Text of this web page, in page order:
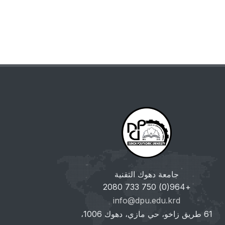
جامعة دهوك التقنية
+964(0) 750 733 2080
info@dpu.edu.krd
61 طريق زاخو، حي مازي، دهوك 1006،